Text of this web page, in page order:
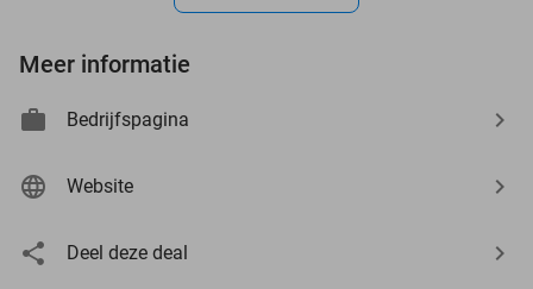
Meer informatie
Bedrijfspagina
Website
Deel deze deal